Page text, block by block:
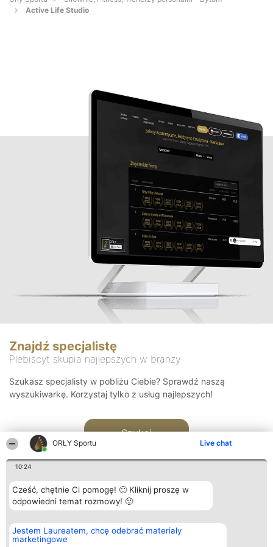
ORŁY Sportu Live chat
10:24
Cześć, chętnie Ci pomogę! 🙂 Kliknij proszę w
odpowiedni temat rozmowy! 🙂
Jestem Laureatem, chcę odebrać materiały
marketingowe
Active Life Studio
Znajdź specjalistę
Plebiscyt skupia najlepszych w branży
Szukasz specjalisty w pobliżu Ciebie? Sprawdź naszą
wyszukiwarkę. Korzystaj tylko z usług najlepszych!
Szukaj
Organizator plebiscytu
Bright Side Solutions sp. z o.
o. sp. k.
Plebiscyt
Laureaci
Kontakt
Kontakt